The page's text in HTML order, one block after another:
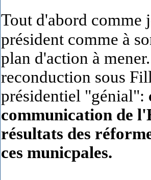
Tout d'abord comme
président comme à
plan d'action à
reconduction sous
présidentiel "génial":
communication de
résultats des
ces municpales.